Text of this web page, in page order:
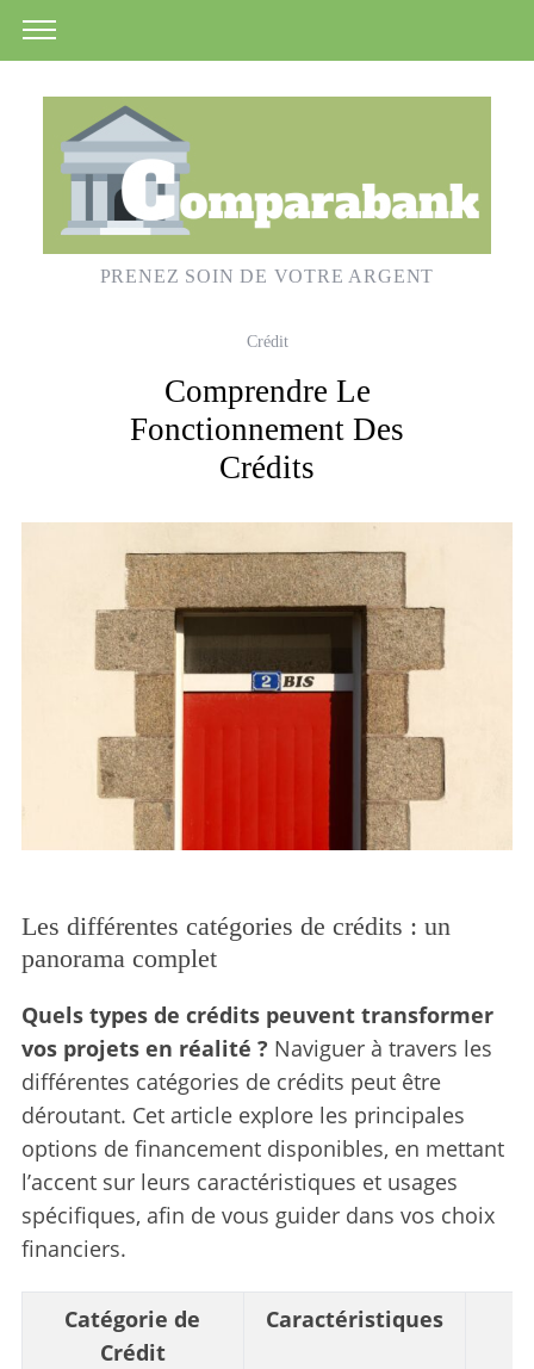
PRENEZ SOIN DE VOTRE ARGENT
Crédit
Comprendre Le
Fonctionnement Des
Crédits
Les différentes catégories de crédits : un
panorama complet
Quels types de crédits peuvent transformer
vos projets en réalité ? Naviguer à travers les
différentes catégories de crédits peut être
déroutant. Cet article explore les principales
options de financement disponibles, en mettant
l’accent sur leurs caractéristiques et usages
spécifiques, afin de vous guider dans vos choix
financiers.
Catégorie de
Crédit
Caractéristiques